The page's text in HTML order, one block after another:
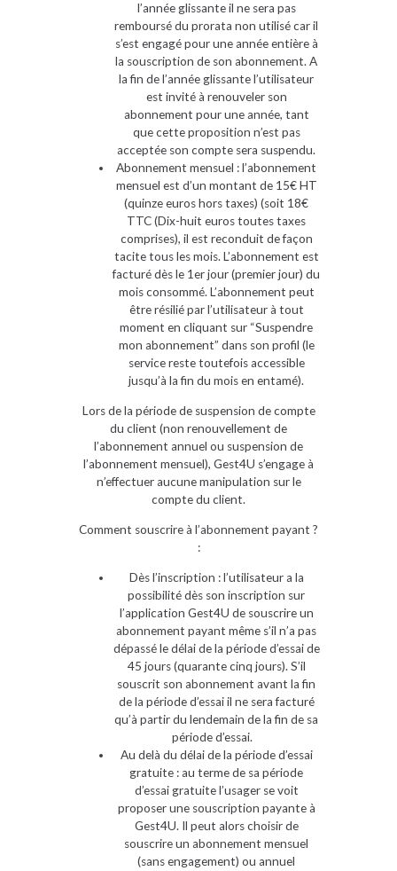
l’année glissante il ne sera pas
remboursé du prorata non utilisé car il
s’est engagé pour une année entière à
la souscription de son abonnement. A
la fin de l’année glissante l’utilisateur
est invité à renouveler son
abonnement pour une année, tant
que cette proposition n’est pas
acceptée son compte sera suspendu.
Abonnement mensuel : l’abonnement
mensuel est d’un montant de 15€ HT
(quinze euros hors taxes) (soit 18€
TTC (Dix-huit euros toutes taxes
comprises), il est reconduit de façon
tacite tous les mois. L’abonnement est
facturé dès le 1er jour (premier jour) du
mois consommé. L’abonnement peut
être résilié par l’utilisateur à tout
moment en cliquant sur “Suspendre
mon abonnement” dans son profil (le
service reste toutefois accessible
jusqu’à la fin du mois en entamé).
Lors de la période de suspension de compte
du client (non renouvellement de
l’abonnement annuel ou suspension de
l’abonnement mensuel), Gest4U s’engage à
n’effectuer aucune manipulation sur le
compte du client.
Comment souscrire à l’abonnement payant ?
:
Dès l’inscription : l’utilisateur a la
possibilité dès son inscription sur
l’application Gest4U de souscrire un
abonnement payant même s’il n’a pas
dépassé le délai de la période d’essai de
45 jours (quarante cinq jours). S’il
souscrit son abonnement avant la fin
de la période d’essai il ne sera facturé
qu’à partir du lendemain de la fin de sa
période d’essai.
Au delà du délai de la période d’essai
gratuite : au terme de sa période
d’essai gratuite l’usager se voit
proposer une souscription payante à
Gest4U. Il peut alors choisir de
souscrire un abonnement mensuel
(sans engagement) ou annuel